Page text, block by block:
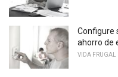
Configure
ahorro de
VIDA FRUGAL